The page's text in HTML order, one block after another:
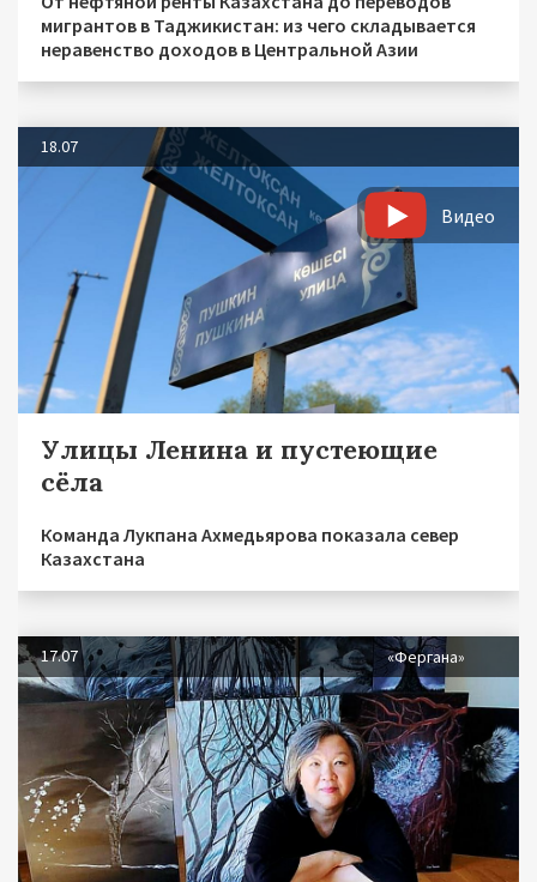
мигрантов в Таджикистан: из чего складывается
неравенство доходов в Центральной Азии
18.07
Видео
Улицы Ленина и пустеющие
сёла
Команда Лукпана Ахмедьярова показала север
Казахстана
17.07 «Фергана»